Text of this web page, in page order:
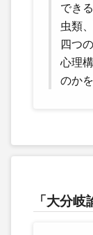
でき
虫類
四つ
心理
のか
「大分